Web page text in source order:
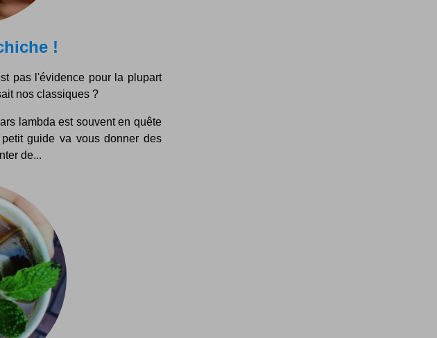
!
pas l'évidence pour la plupart
nos classiques ?
lambda est souvent en quête
guide va vous donner des
de...